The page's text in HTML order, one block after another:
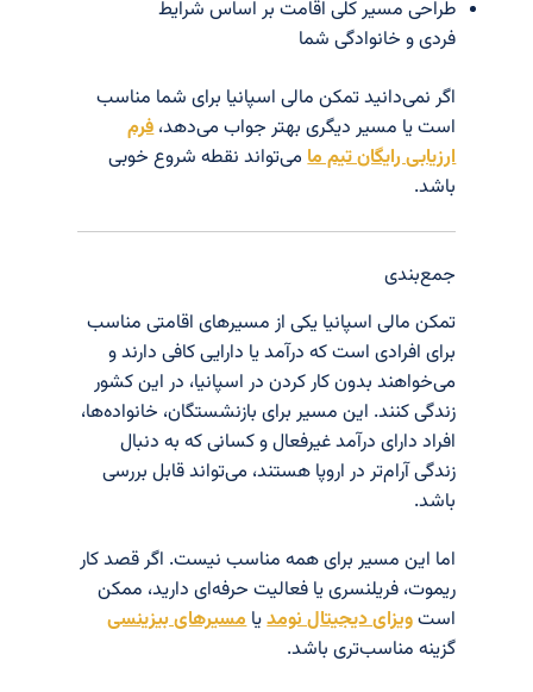
طراحی مسیر کلی اقامت بر اساس شرایط
فردی و خانوادگی شما
اگر نمی‌دانید تمکن مالی اسپانیا برای شما مناسب
است یا مسیر دیگری بهتر جواب می‌دهد،فرم
ارزیابی رایگان تیم مامی‌تواند نقطه شروع خوبی
باشد.
جمع‌بندی
تمکن مالی اسپانیا یکی از مسیرهای اقامتی مناسب
برای افرادی است که درآمد یا دارایی کافی دارند و
می‌خواهند بدون کار کردن در اسپانیا، در این کشور
زندگی کنند. این مسیر برای بازنشستگان، خانواده‌ها،
افراد دارای درآمد غیرفعال و کسانی که به دنبال
زندگی آرام‌تر در اروپا هستند، می‌تواند قابل بررسی
باشد.
اما این مسیر برای همه مناسب نیست. اگر قصد کار
ریموت، فریلنسری یا فعالیت حرفه‌ای دارید، ممکن
استویزای دیجیتال نومدیامسیرهای بیزینسی
گزینه مناسب‌تری باشد.